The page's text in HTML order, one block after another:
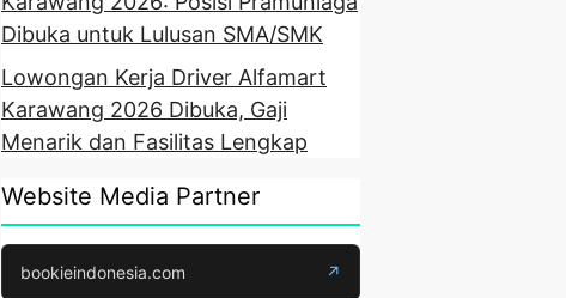
Dibuka untuk Lulusan SMA/SMK
Lowongan Kerja Driver Alfamart
Karawang 2026 Dibuka, Gaji
Menarik dan Fasilitas Lengkap
Website Media Partner
bookieindonesia.com ↗